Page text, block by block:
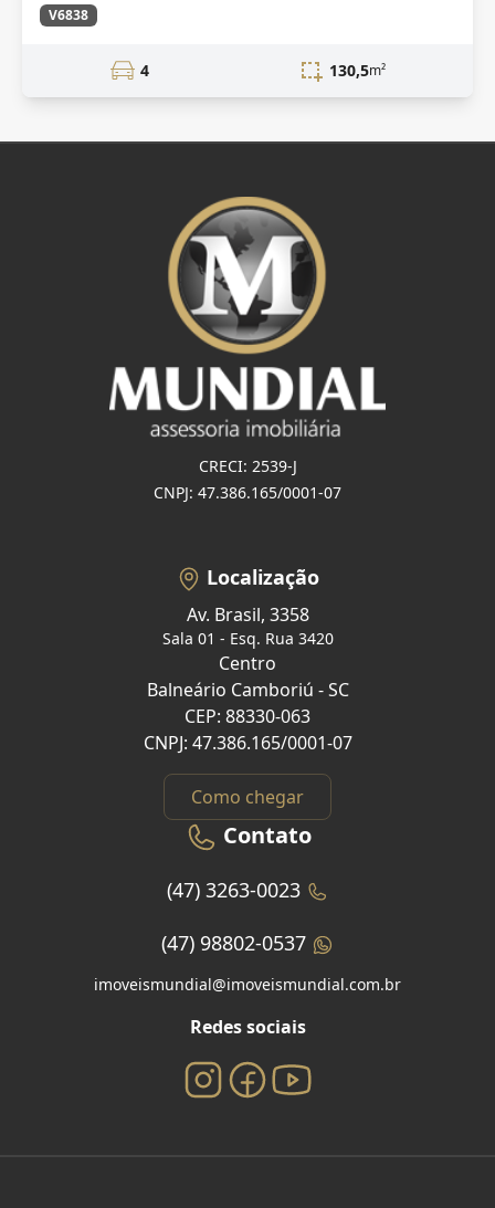
V6838
4 130,5m²
CRECI: 2539-J
CNPJ: 47.386.165/0001-07
Localização
Av. Brasil, 3358
Sala 01 - Esq. Rua 3420
Centro
Balneário Camboriú - SC
CEP: 88330-063
CNPJ: 47.386.165/0001-07
Como chegar
Contato
(47) 3263-0023
(47) 98802-0537
imoveismundial@imoveismundial.com.br
Redes sociais